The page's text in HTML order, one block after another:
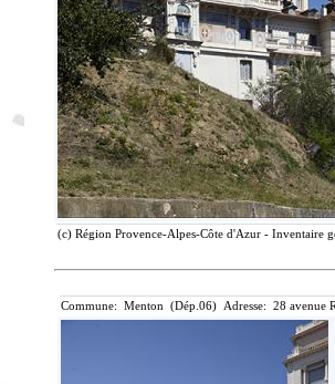
(c) Région Provence-Alpes-Côte d'Azur - Inventaire
Commune: Menton (Dép.06) Adresse: 28 avenue